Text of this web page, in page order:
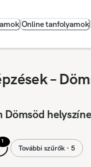
Online tanfolyamok
–
1
További szűrők ∙ 5